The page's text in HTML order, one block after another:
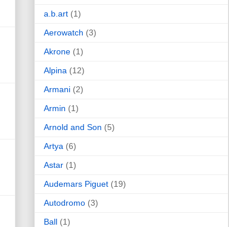
a.b.art (1)
Aerowatch (3)
Akrone (1)
Alpina (12)
Armani (2)
Armin (1)
Arnold and Son (5)
Artya (6)
Astar (1)
Audemars Piguet (19)
Autodromo (3)
Ball (1)